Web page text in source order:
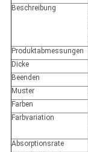
Beschreibung
Produktabmessungen
Dicke
Beenden
Muster
Farben
Farbvariation
Absorptionsrate